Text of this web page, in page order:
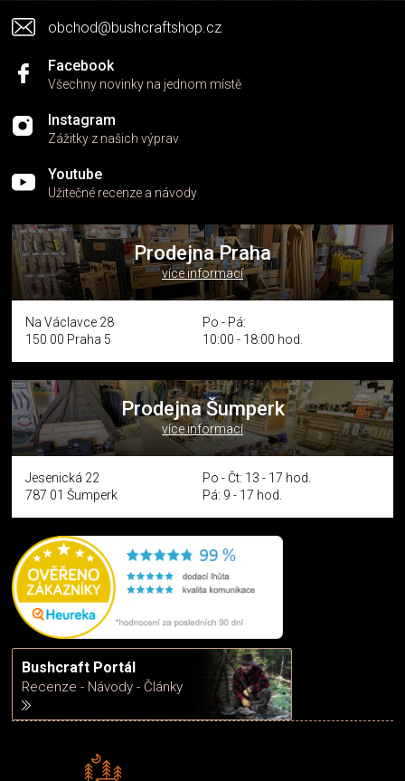
obchod@bushcraftshop.cz
Facebook
Všechny novinky na jednom místě
Instagram
Zážitky z našich výprav
Youtube
Užitečné recenze a návody
Prodejna Praha
více informací
Na Václavce 28
150 00 Praha 5
Po - Pá:
10:00 - 18:00 hod.
Prodejna Šumperk
více informací
Jesenická 22
787 01 Šumperk
Po - Čt: 13 - 17 hod.
Pá: 9 - 17 hod.
Bushcraft Portál
Recenze - Návody - Články